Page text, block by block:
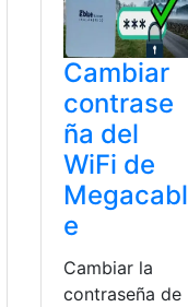
Cambiar
contrase
ña del
WiFi de
Megacabl
e
Cambiar la
contraseña de